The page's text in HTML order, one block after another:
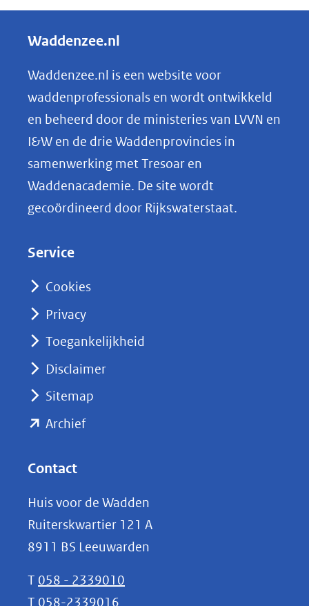
e
e
n
o
p
k
e
nieuw
naar
Waddenzee.nl
Waddenzee.nl is een website voor
waddenprofessionals en wordt ontwikkeld
en beheerd door de ministeries van LVVN en
I&W en de drie Waddenprovincies in
samenwerking met Tresoar en
Waddenacademie. De site wordt
gecoördineerd door Rijkswaterstaat.
Service
Cookies
Privacy
Toegankelijkheid
Disclaimer
Sitemap
Archief(opent
(verwijst
naar
een
andere
website)
Contact
Huis voor de Wadden
Ruiterskwartier 121 A
8911 BS Leeuwarden
T 058 - 2339010
T 058-2339016